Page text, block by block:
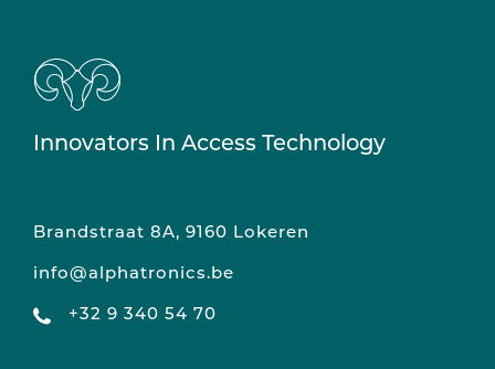
Innovators In Access Technology
Brandstraat 8A, 9160 Lokeren
info@alphatronics.be
+32 9 340 54 70